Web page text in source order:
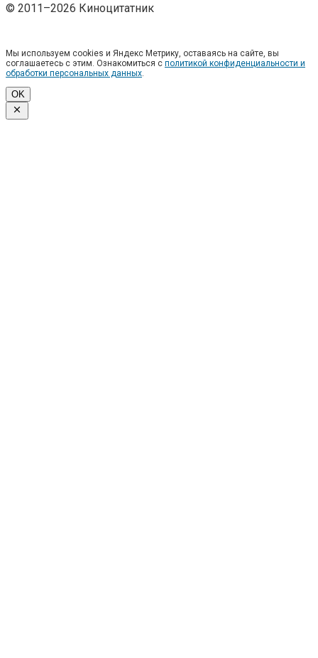
© 2011–2026 Киноцитатник
Мы используем cookies и Яндекс Метрику, оставаясь на сайте, вы
соглашаетесь с этим. Ознакомиться с политикой конфиденциальности и
обработки персональных данных.
OK